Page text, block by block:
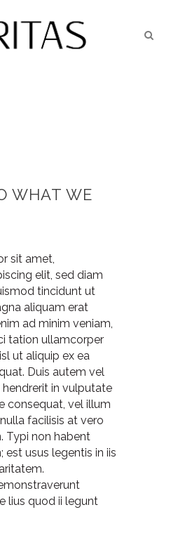
WHAT WE
sit amet,
elit, sed diam
tincidunt ut
aliquam erat
ad minim veniam,
tation ullamcorper
ut aliquip ex ea
Duis autem vel
hendrerit in vulputate
consequat, vel illum
facilisis at vero
Typi non habent
usus legentis in iis
lius quod ii legunt